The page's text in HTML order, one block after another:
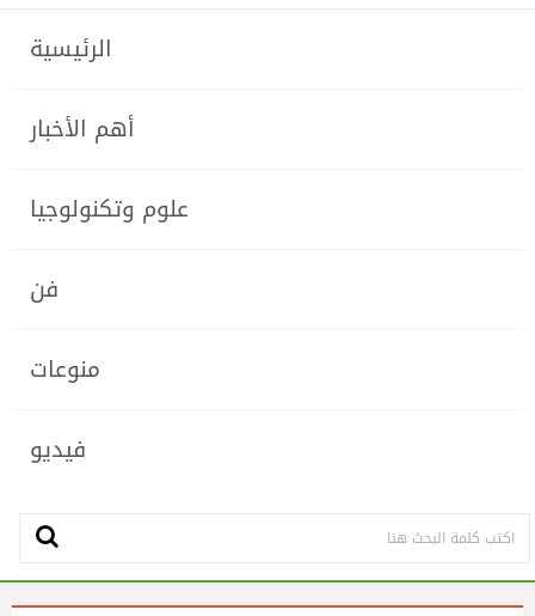
الرئيسية
أهم الأخبار
علوم وتكنولوجيا
فن
منوعات
فيديو